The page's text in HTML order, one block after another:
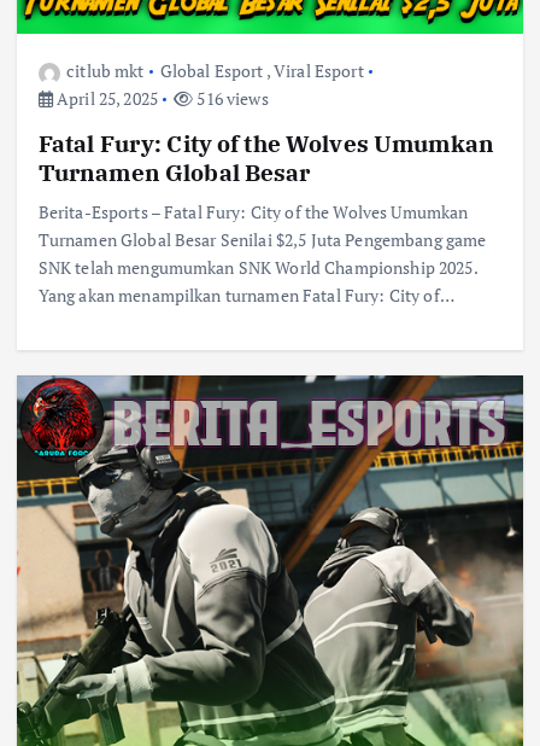
citlub mkt Global Esport ,Viral Esport
April 25, 2025
516 views
Fatal Fury: City of the Wolves Umumkan
Turnamen Global Besar
Berita-Esports – Fatal Fury: City of the Wolves Umumkan
Turnamen Global Besar Senilai $2,5 Juta Pengembang game
SNK telah mengumumkan SNK World Championship 2025.
Yang akan menampilkan turnamen Fatal Fury: City of…